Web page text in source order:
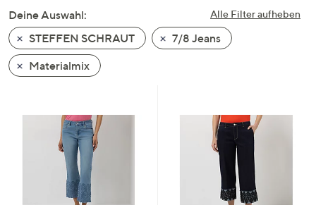
nach
unten
oder
wischen
Sie
Alle Filter aufheben
Deine Auswahl:
STEFFEN SCHRAUT
7/8 Jeans
Materialmix